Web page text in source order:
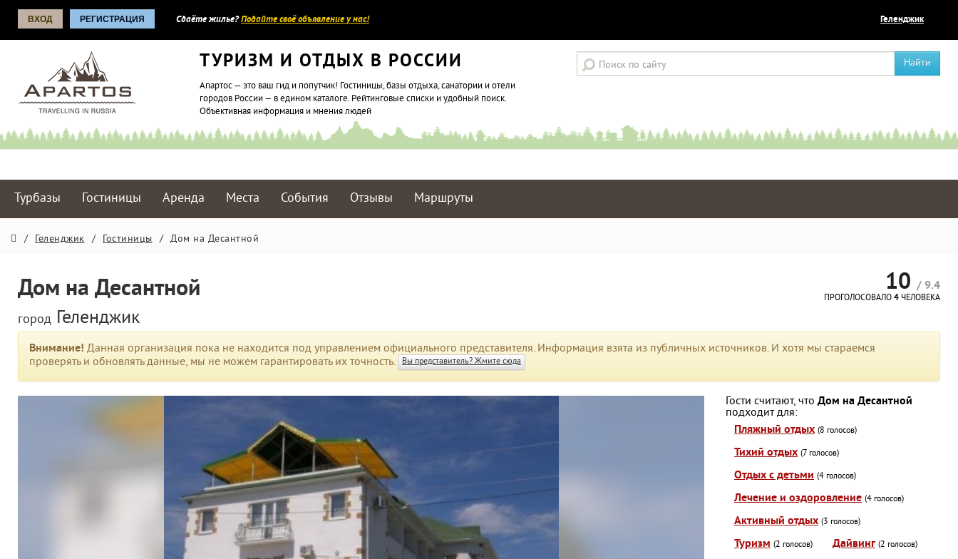
ВХОД РЕГИСТРАЦИЯ Сдаёте жилье?Подайте своё объявление у нас! Геленджик
ТУРИЗМ И ОТДЫХ В РОССИИ
Апартос — это ваш гид и попутчик! Гостиницы, базы отдыха, санатории и отели
городов России — в едином каталоге. Рейтинговые списки и удобный поиск.
Объективная информация и мнения людей
Найти
Турбазы Гостиницы Аренда Места События Отзывы Маршруты
/ Геленджик / Гостиницы / Дом на Десантной
Дом на Десантной
город Геленджик
10 / 9.4
ПРОГОЛОСОВАЛО 4 ЧЕЛОВЕКА
Внимание! Данная организация пока не находится под управлением официального представителя. Информация взята из публичных источников. И хотя мы стараемся
проверять и обновлять данные, мы не можем гарантировать их точность. Вы представитель? Жмите сюда
Гости считают, что Дом на Десантной
подходит для:
Пляжный отдых (8 голосов)
Тихий отдых (7 голосов)
Отдых с детьми (4 голосов)
Лечение и оздоровление (4 голосов)
Активный отдых (3 голосов)
Туризм (2 голосов) Дайвинг (2 голосов)